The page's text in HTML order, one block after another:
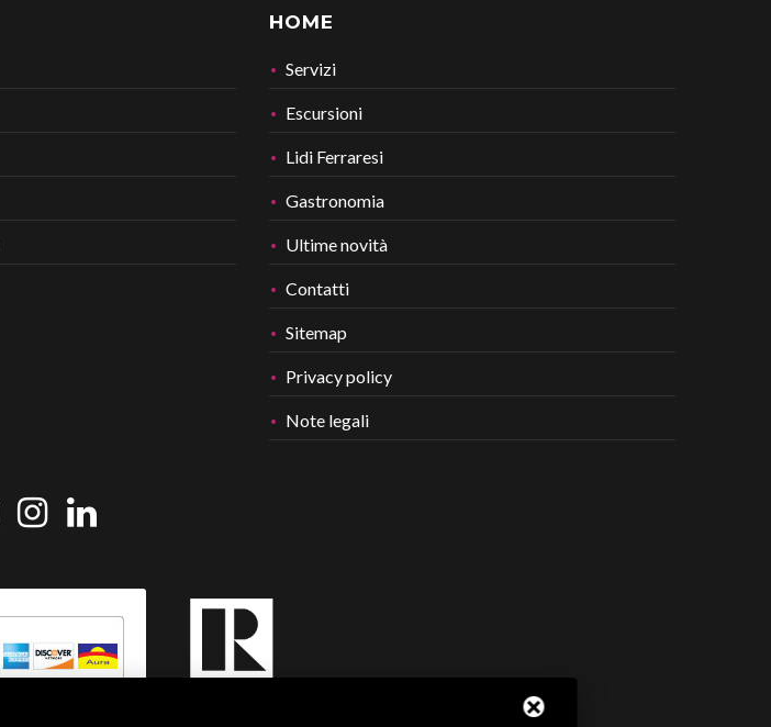
HOME
Servizi
Escursioni
Lidi Ferraresi
Gastronomia
Ultime novità
Contatti
Sitemap
Privacy policy
Note legali